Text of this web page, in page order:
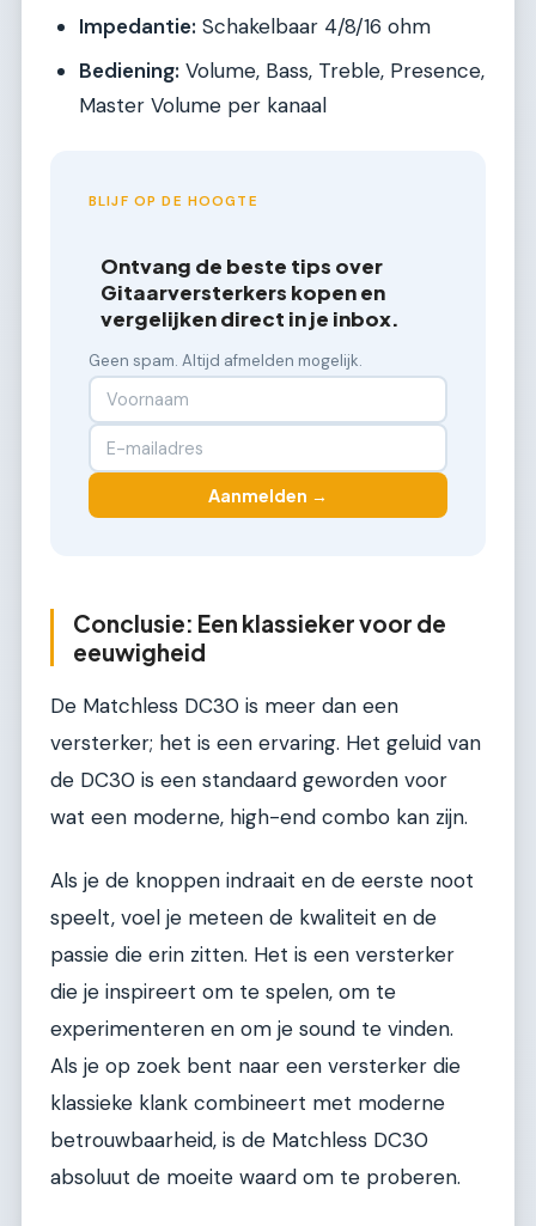
Impedantie: Schakelbaar 4/8/16 ohm
Bediening: Volume, Bass, Treble, Presence,
Master Volume per kanaal
BLIJF OP DE HOOGTE
Ontvang de beste tips over
Gitaarversterkers kopen en
vergelijken direct in je inbox.
Geen spam. Altijd afmelden mogelijk.
Aanmelden →
Conclusie: Een klassieker voor de
eeuwigheid
De Matchless DC30 is meer dan een
versterker; het is een ervaring. Het geluid van
de DC30 is een standaard geworden voor
wat een moderne, high-end combo kan zijn.
Als je de knoppen indraait en de eerste noot
speelt, voel je meteen de kwaliteit en de
passie die erin zitten. Het is een versterker
die je inspireert om te spelen, om te
experimenteren en om je sound te vinden.
Als je op zoek bent naar een versterker die
klassieke klank combineert met moderne
betrouwbaarheid, is de Matchless DC30
absoluut de moeite waard om te proberen.